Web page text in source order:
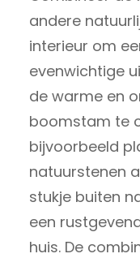
andere
interieur om
evenwichtige
de warme en
boomstam te
bijvoorbeeld
natuurstenen
stukje buiten
een
huis. De